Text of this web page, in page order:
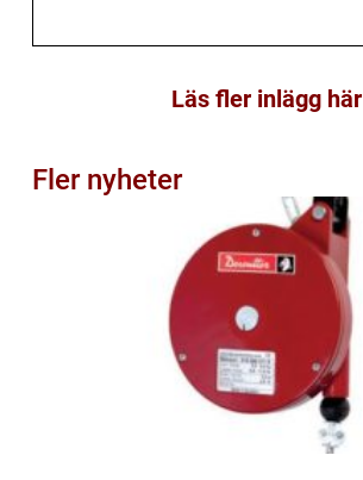
Läs fler inlägg här
Fler nyheter